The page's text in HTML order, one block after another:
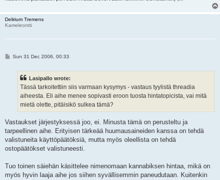
Delirium Tremens
Kameleontti
PSun 31 Dec 2006, 00:33
Lasipallo wrote:
Tässä tarkoitettiin siis varmaan kysymys - vastaus tyylistä threadia
aiheesta. Eli aihe menee sopivasti eroon tuosta hintatopicista, vai mitä
mietä olette, pitäisikö sulkea tämä?
Vastaukset järjestyksessä joo, ei. Minusta tämä on perusteltu ja
tarpeellinen aihe. Erityisen tärkeää huumausaineiden kanssa on tehdä
valistuneita käyttöpäätöksiä, mutta myös oleellista on tehdä
ostopäätökset valistuneesti.
Tuo toinen säiehän käsittelee nimenomaan kannabiksen hintaa, mikä on
myös hyvin laaja aihe jos siihen syvällisemmin paneudutaan. Kuitenkin